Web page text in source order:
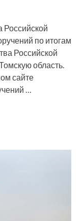
Российской
по итогам
Российской
область.
сайте
…